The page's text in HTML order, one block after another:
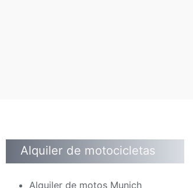
Alquiler de motocicletas
Alquiler de motos Munich